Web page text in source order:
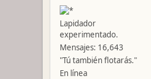
Lapidador
experimentado.
Mensajes: 16,643
"Tú también flotarás."
En línea